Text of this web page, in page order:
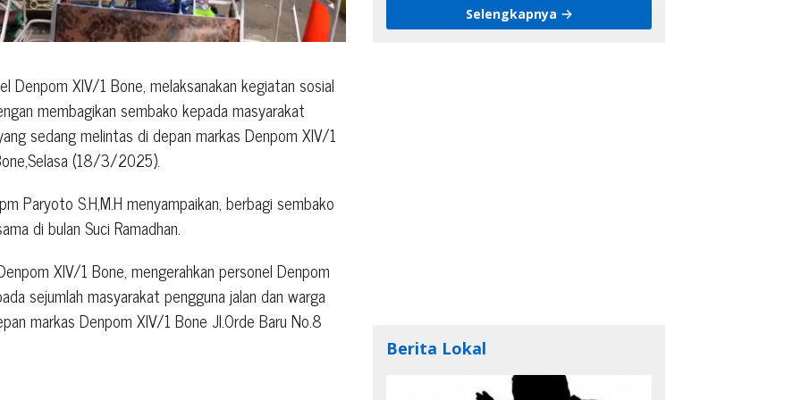
Denpom XIV/1 Bone, melaksanakan kegiatan sosial
membagikan sembako kepada masyarakat
sedang melintas di depan markas Denpom XIV/1
(18/3/2025).
Paryoto S.H,M.H menyampaikan, berbagi sembako
di bulan Suci Ramadhan.
XIV/1 Bone, mengerahkan personel Denpom
sejumlah masyarakat pengguna jalan dan warga
markas Denpom XIV/1 Bone Jl.Orde Baru No.8
Selengkapnya
Berita Lokal